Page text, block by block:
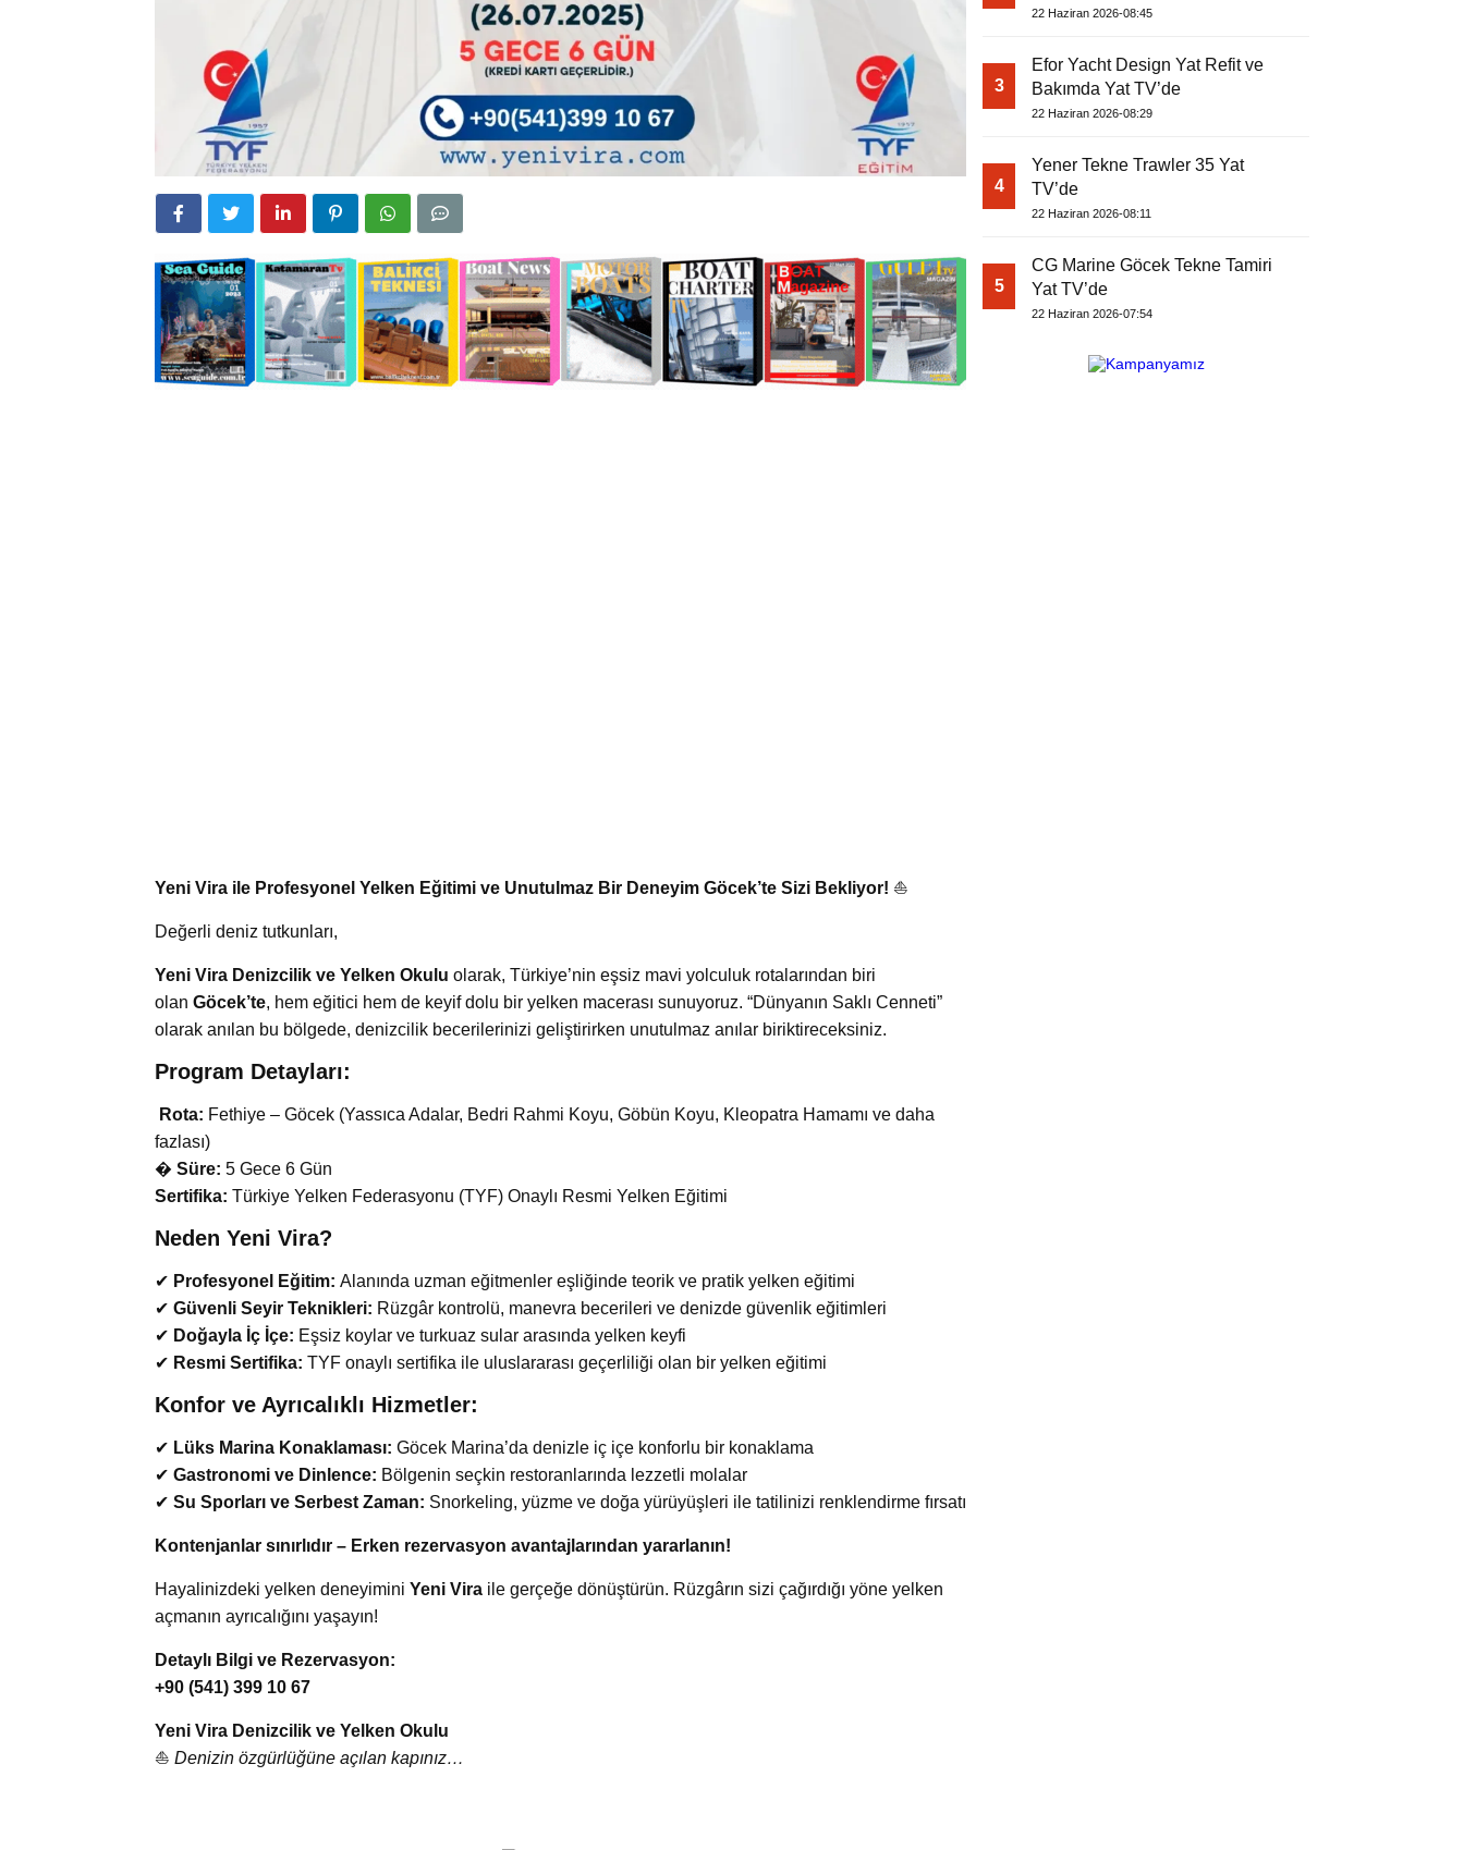
Yeni Vira ile Profesyonel Yelken Eğitimi ve Unutulmaz Bir Deneyim Göcek’te Sizi Bekliyor! ⛵
Değerli deniz tutkunları,
Yeni Vira Denizcilik ve Yelken Okulu olarak, Türkiye’nin eşsiz mavi yolculuk rotalarından biri
olan Göcek’te, hem eğitici hem de keyif dolu bir yelken macerası sunuyoruz. “Dünyanın Saklı Cenneti”
olarak anılan bu bölgede, denizcilik becerilerinizi geliştirirken unutulmaz anılar biriktireceksiniz.
Program Detayları:
Rota: Fethiye – Göcek (Yassıca Adalar, Bedri Rahmi Koyu, Göbün Koyu, Kleopatra Hamamı ve daha
fazlası)
� Süre: 5 Gece 6 Gün
Sertifika: Türkiye Yelken Federasyonu (TYF) Onaylı Resmi Yelken Eğitimi
Neden Yeni Vira?
✔ Profesyonel Eğitim: Alanında uzman eğitmenler eşliğinde teorik ve pratik yelken eğitimi
✔ Güvenli Seyir Teknikleri: Rüzgâr kontrolü, manevra becerileri ve denizde güvenlik eğitimleri
✔ Doğayla İç İçe: Eşsiz koylar ve turkuaz sular arasında yelken keyfi
✔ Resmi Sertifika: TYF onaylı sertifika ile uluslararası geçerliliği olan bir yelken eğitimi
Konfor ve Ayrıcalıklı Hizmetler:
✔ Lüks Marina Konaklaması: Göcek Marina’da denizle iç içe konforlu bir konaklama
✔ Gastronomi ve Dinlence: Bölgenin seçkin restoranlarında lezzetli molalar
✔ Su Sporları ve Serbest Zaman: Snorkeling, yüzme ve doğa yürüyüşleri ile tatilinizi renklendirme fırsatı
Kontenjanlar sınırlıdır – Erken rezervasyon avantajlarından yararlanın!
Hayalinizdeki yelken deneyimini Yeni Vira ile gerçeğe dönüştürün. Rüzgârın sizi çağırdığı yöne yelken
açmanın ayrıcalığını yaşayın!
Detaylı Bilgi ve Rezervasyon:
+90 (541) 399 10 67
Yeni Vira Denizcilik ve Yelken Okulu
⛵ Denizin özgürlüğüne açılan kapınız…
22 Haziran 2026-08:45
3
Efor Yacht Design Yat Refit ve
Bakımda Yat TV’de
22 Haziran 2026-08:29
4
Yener Tekne Trawler 35 Yat
TV’de
22 Haziran 2026-08:11
5
CG Marine Göcek Tekne Tamiri
Yat TV’de
22 Haziran 2026-07:54